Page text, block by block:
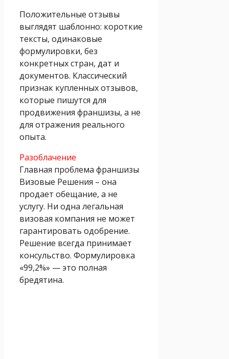
Положительные отзывы
выглядят шаблонно: короткие
тексты, одинаковые
формулировки, без
конкретных стран, дат и
документов. Классический
признак купленных отзывов,
которые пишутся для
продвижения франшизы, а не
для отражения реального
опыта.
Разоблачение
Главная проблема франшизы
Визовые Решения – она
продает обещание, а не
услугу. Ни одна легальная
визовая компания не может
гарантировать одобрение.
Решение всегда принимает
консульство. Формулировка
«99,2%» — это полная
бредятина.